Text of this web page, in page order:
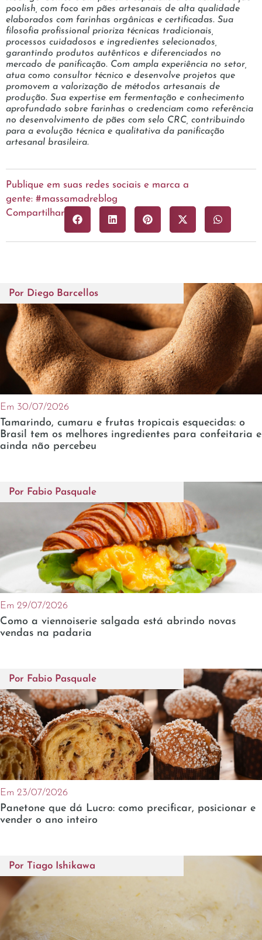
poolish, com foco em pães artesanais de alta qualidade
elaborados com farinhas orgânicas e certificadas. Sua
filosofia profissional prioriza técnicas tradicionais,
processos cuidadosos e ingredientes selecionados,
garantindo produtos autênticos e diferenciados no
mercado de panificação. Com ampla experiência no setor,
atua como consultor técnico e desenvolve projetos que
promovem a valorização de métodos artesanais de
produção. Sua expertise em fermentação e conhecimento
aprofundado sobre farinhas o credenciam como referência
no desenvolvimento de pães com selo CRC, contribuindo
para a evolução técnica e qualitativa da panificação
artesanal brasileira.
Publique em suas redes sociais e marca a
gente: #massamadreblog
Compartilhar
Por Diego Barcellos
Em 30/07/2026
Tamarindo, cumaru e frutas tropicais esquecidas: o
Brasil tem os melhores ingredientes para confeitaria e
ainda não percebeu
Por Fabio Pasquale
Em 29/07/2026
Como a viennoiserie salgada está abrindo novas
vendas na padaria
Por Fabio Pasquale
Em 23/07/2026
Panetone que dá Lucro: como precificar, posicionar e
vender o ano inteiro
Por Tiago Ishikawa